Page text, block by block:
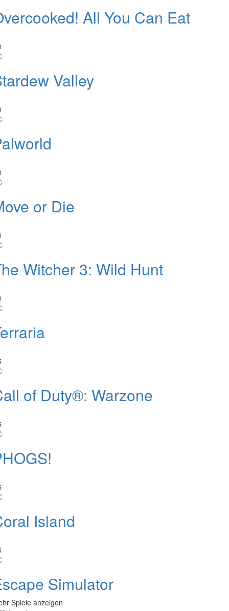
All You Can Eat
Valley
or Die
Witcher 3: Wild Hunt
of Duty®: Warzone
Island
Simulator
Spiele anzeigen